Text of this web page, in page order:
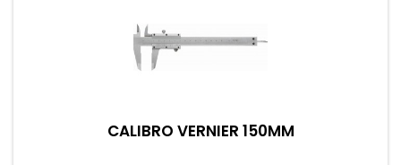
CALIBRO VERNIER 150MM